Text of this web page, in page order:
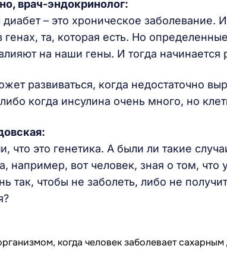
врач-эндокринолог:
– это хроническое заболевание.
генах, та, которая есть. Но
на наши гены. И тогда начинается
развиваться, когда недостаточно
когда инсулина очень много, но
:
что это генетика. А были ли такие
например, вот человек, зная о том,
так, чтобы не заболеть, либо не